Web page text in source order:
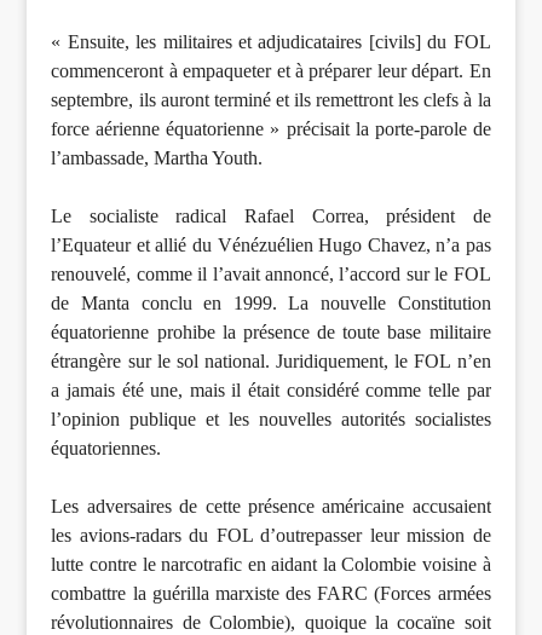
« Ensuite, les militaires et adjudicataires [civils] du FOL
commenceront à empaqueter et à préparer leur départ. En
septembre, ils auront terminé et ils remettront les clefs à la
force aérienne équatorienne » précisait la porte-parole de
l’ambassade, Martha Youth.
Le socialiste radical Rafael Correa, président de
l’Equateur et allié du Vénézuélien Hugo Chavez, n’a pas
renouvelé, comme il l’avait annoncé, l’accord sur le FOL
de Manta conclu en 1999. La nouvelle Constitution
équatorienne prohibe la présence de toute base militaire
étrangère sur le sol national. Juridiquement, le FOL n’en
a jamais été une, mais il était considéré comme telle par
l’opinion publique et les nouvelles autorités socialistes
équatoriennes.
Les adversaires de cette présence américaine accusaient
les avions-radars du FOL d’outrepasser leur mission de
lutte contre le narcotrafic en aidant la Colombie voisine à
combattre la guérilla marxiste des FARC (Forces armées
révolutionnaires de Colombie), quoique la cocaïne soit